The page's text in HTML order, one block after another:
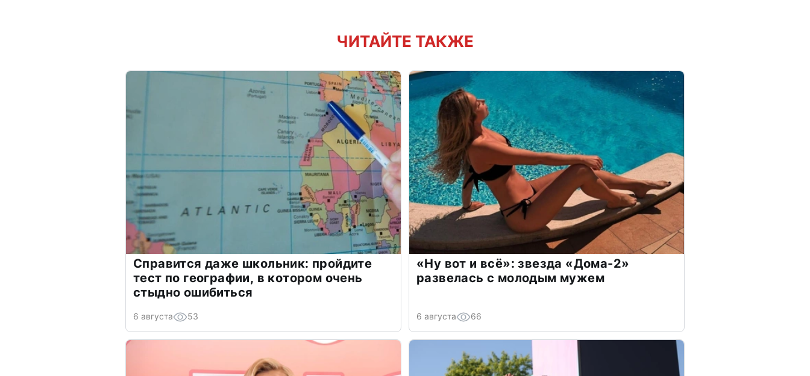
ЧИТАЙТЕ ТАКЖЕ
Справится даже школьник: пройдите
тест по географии, в котором очень
стыдно ошибиться
6 августа 53
«Ну вот и всё»: звезда «Дома-2»
развелась с молодым мужем
6 августа 66